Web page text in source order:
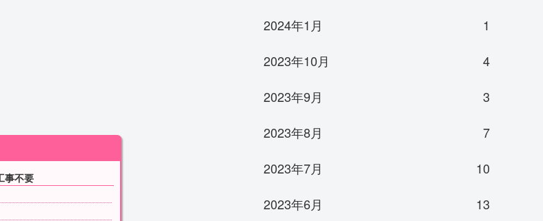
事不要
2024年1月
1
2023年10月
4
2023年9月
3
2023年8月
7
2023年7月
10
2023年6月
13